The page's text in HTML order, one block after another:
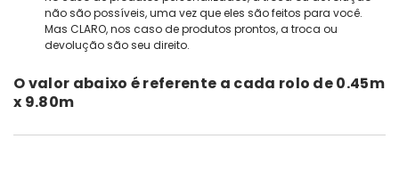
não são possíveis, uma vez que eles são feitos para você.
Mas CLARO, nos caso de produtos prontos, a troca ou
devolução são seu direito.
O valor abaixo é referente a cada rolo de0.45m
x 9.80m